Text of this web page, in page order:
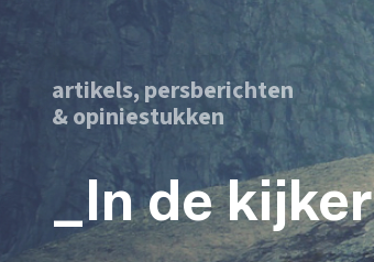
artikels, persberichten
& opiniestukken
_In de kijker